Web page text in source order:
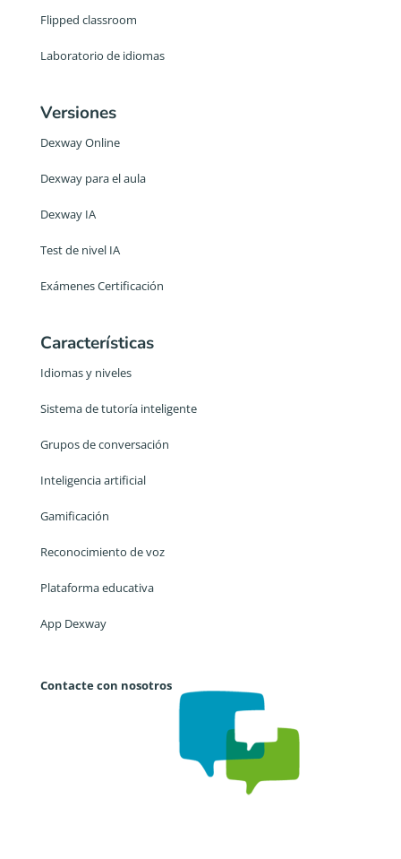
Flipped classroom
Laboratorio de idiomas
Versiones
Dexway Online
Dexway para el aula
Dexway IA
Test de nivel IA
Exámenes Certificación
Características
Idiomas y niveles
Sistema de tutoría inteligente
Grupos de conversación
Inteligencia artificial
Gamificación
Reconocimiento de voz
Plataforma educativa
App Dexway
Contacte con nosotros